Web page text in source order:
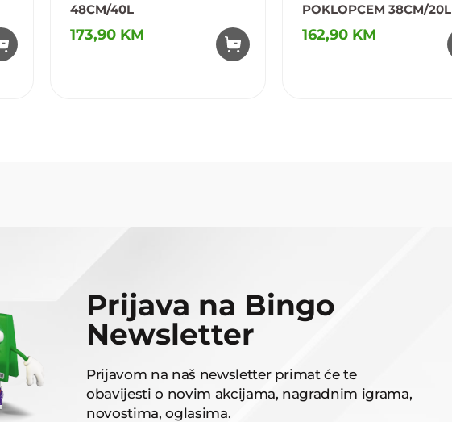
48CM/40L
173,90 KM
POKLOPCEM 38CM/20L
162,90 KM
Prijava na Bingo
Newsletter
Prijavom na naš newsletter primat će te
obavijesti o novim akcijama, nagradnim igrama,
novostima, oglasima.